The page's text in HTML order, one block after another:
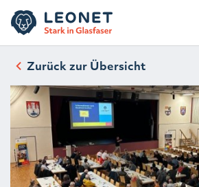
Zurück zur Übersicht